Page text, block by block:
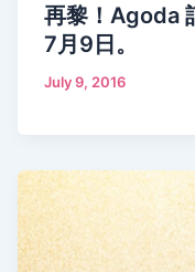
再黎！Agoda
7月9日。
July 9, 2016